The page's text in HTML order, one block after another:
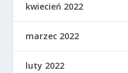
kwiecień 2022
marzec 2022
luty 2022